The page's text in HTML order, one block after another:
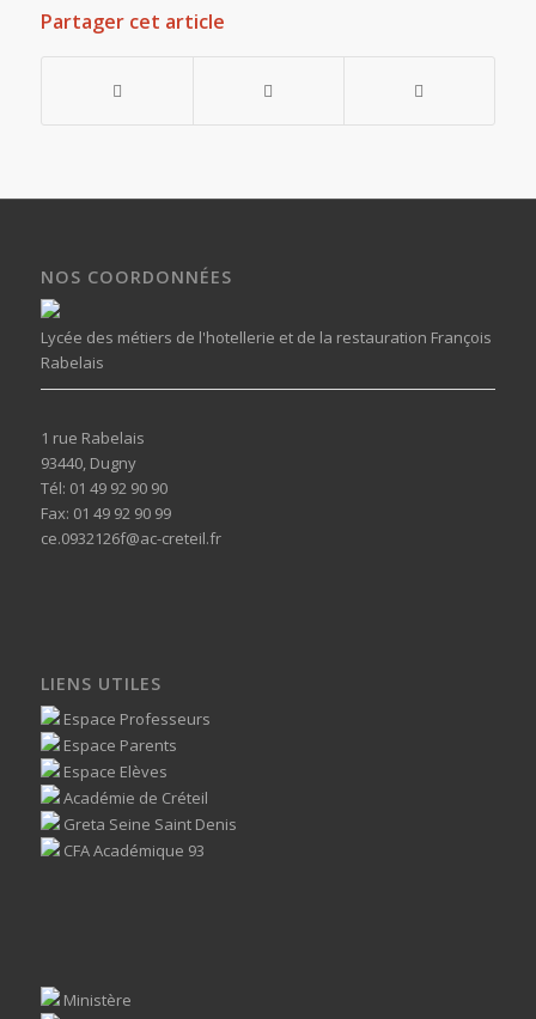
Partager cet article
NOS COORDONNÉES
Lycée des métiers de l'hotellerie et de la restauration François
Rabelais
1 rue Rabelais
93440, Dugny
Tél: 01 49 92 90 90
Fax: 01 49 92 90 99
ce.0932126f@ac-creteil.fr
LIENS UTILES
Espace Professeurs
Espace Parents
Espace Elèves
Académie de Créteil
Greta Seine Saint Denis
CFA Académique 93
Ministère